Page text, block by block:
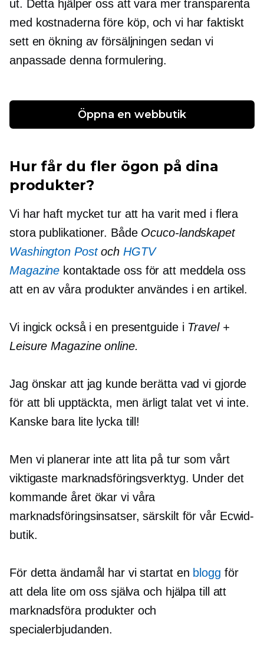
ut. Detta hjälper oss att vara mer transparenta
med kostnaderna före köp, och vi har faktiskt
sett en ökning av försäljningen sedan vi
anpassade denna formulering.
Öppna en webbutik
Hur får du fler ögon på dina
produkter?
Vi har haft mycket tur att ha varit med i flera
stora publikationer. Både Ocuco-landskapet
Washington Postoch HGTV
Magazine kontaktade oss för att meddela oss
att en av våra produkter användes i en artikel.
Vi ingick också i en presentguide i Travel +
Leisure Magazine online.
Jag önskar att jag kunde berätta vad vi gjorde
för att bli upptäckta, men ärligt talat vet vi inte.
Kanske bara lite lycka till!
Men vi planerar inte att lita på tur som vårt
viktigaste marknadsföringsverktyg. Under det
kommande året ökar vi våra
marknadsföringsinsatser, särskilt för vår Ecwid-
butik.
För detta ändamål har vi startat en blogg för
att dela lite om oss själva och hjälpa till att
marknadsföra produkter och
specialerbjudanden.